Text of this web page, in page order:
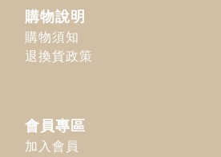
購物說明
購物須知
退換貨政策
會員專區
加入會員